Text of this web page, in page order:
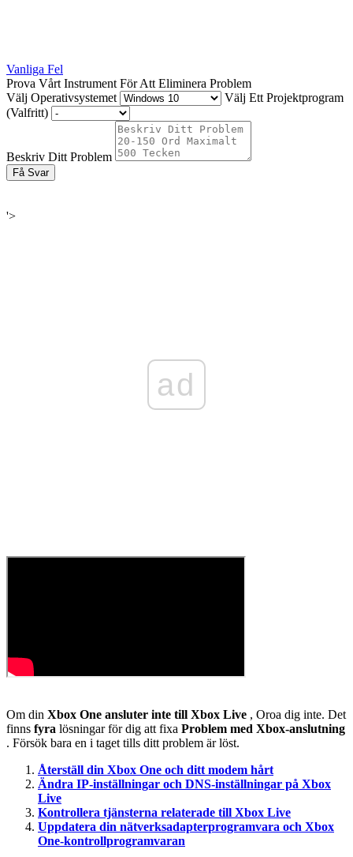
Vanliga Fel
Prova Vårt Instrument För Att Eliminera Problem
Välj Operativsystemet
Välj Ett Projektprogram
(Valfritt)
Beskriv Ditt Problem
Få Svar
'>
ad
Om din Xbox One ansluter inte till Xbox Live , Oroa dig inte. Det
finns fyra lösningar för dig att fixa Problem med Xbox-anslutning
. Försök bara en i taget tills ditt problem är löst.
Återställ din Xbox One och ditt modem hårt
Ändra IP-inställningar och DNS-inställningar på Xbox
Live
Kontrollera tjänsterna relaterade till Xbox Live
Uppdatera din nätverksadapterprogramvara och Xbox
One-kontrollprogramvaran